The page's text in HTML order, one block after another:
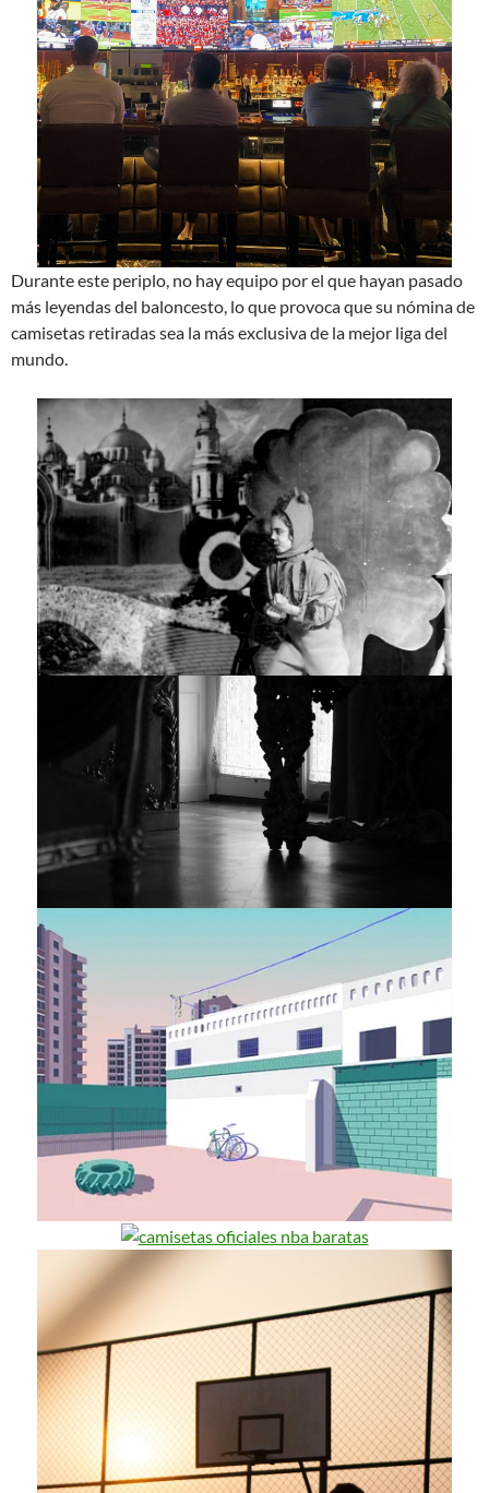
Durante este periplo, no hay equipo por el que hayan pasado
más leyendas del baloncesto, lo que provoca que su nómina de
camisetas retiradas sea la más exclusiva de la mejor liga del
mundo.